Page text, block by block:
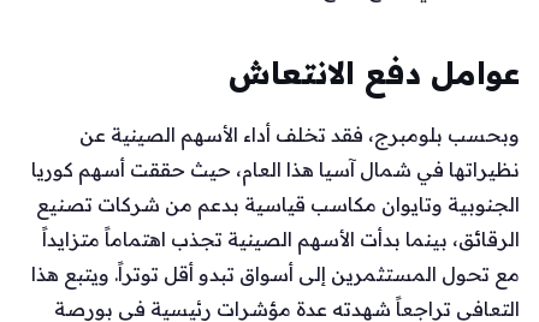
عوامل دفع الانتعاش
وبحسب بلومبرج، فقد تخلف أداء الأسهم الصينية عن
نظيراتها في شمال آسيا هذا العام، حيث حققت أسهم كوريا
الجنوبية وتايوان مكاسب قياسية بدعم من شركات تصنيع
الرقائق، بينما بدأت الأسهم الصينية تجذب اهتماماً متزايداً
مع تحول المستثمرين إلى أسواق تبدو أقل توتراً. ويتبع هذا
التعافي تراجعاً شهدته عدة مؤشرات رئيسية في بورصة